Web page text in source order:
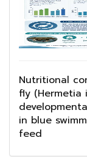
Nutritional
fly
in blue
feed